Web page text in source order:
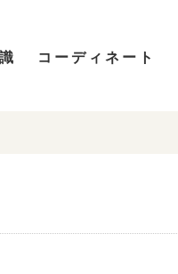
コーディネート